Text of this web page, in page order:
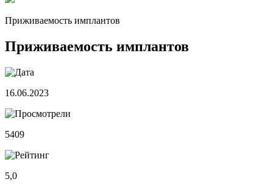
Приживаемость имплантов
Приживаемость имплантов
16.06.2023
5409
5,0